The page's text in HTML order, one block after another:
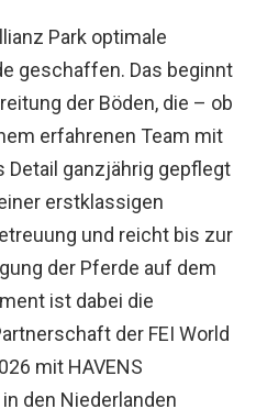
Park optimale
geschaffen. Das beginnt
der Böden, die – ob
erfahrenen Team mit
Detail ganzjährig gepflegt
erstklassigen
und reicht bis zur
der Pferde auf dem
ist dabei die
der FEI World
mit HAVENS
den Niederlanden